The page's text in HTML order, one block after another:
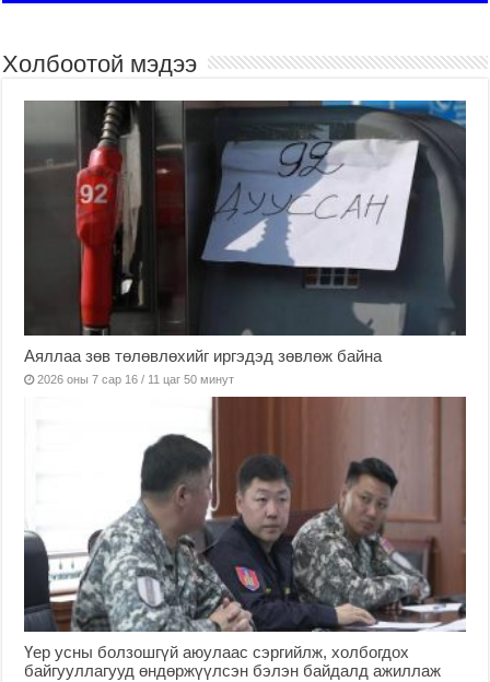
Холбоотой мэдээ
Аяллаа зөв төлөвлөхийг иргэдэд зөвлөж байна
2026 оны 7 сар 16 / 11 цаг 50 минут
Үер усны болзошгүй аюулаас сэргийлж, холбогдох
байгууллагууд өндөржүүлсэн бэлэн байдалд ажиллаж